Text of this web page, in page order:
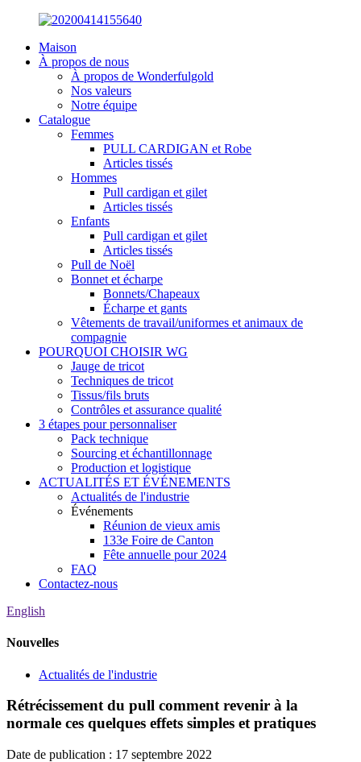
Maison
À propos de nous
À propos de Wonderfulgold
Nos valeurs
Notre équipe
Catalogue
Femmes
PULL CARDIGAN et Robe
Articles tissés
Hommes
Pull cardigan et gilet
Articles tissés
Enfants
Pull cardigan et gilet
Articles tissés
Pull de Noël
Bonnet et écharpe
Bonnets/Chapeaux
Écharpe et gants
Vêtements de travail/uniformes et animaux de
compagnie
POURQUOI CHOISIR WG
Jauge de tricot
Techniques de tricot
Tissus/fils bruts
Contrôles et assurance qualité
3 étapes pour personnaliser
Pack technique
Sourcing et échantillonnage
Production et logistique
ACTUALITÉS ET ÉVÉNEMENTS
Actualités de l'industrie
Événements
Réunion de vieux amis
133e Foire de Canton
Fête annuelle pour 2024
FAQ
Contactez-nous
English
Nouvelles
Actualités de l'industrie
Rétrécissement du pull comment revenir à la
normale ces quelques effets simples et pratiques
Date de publication : 17 septembre 2022